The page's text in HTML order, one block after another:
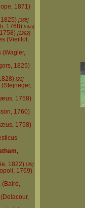
1871)
[365]
1768)[665]
[2292]
(Vieillot,
(Wagler,
1825)
[22]
1758)
1760)
1758)
1822)[39]
1769)